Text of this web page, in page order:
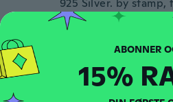
925 Silver. by stamp,
for ca. 5 år siden
S Tilmeldt 2015 113
for ca. 5 år siden
15%